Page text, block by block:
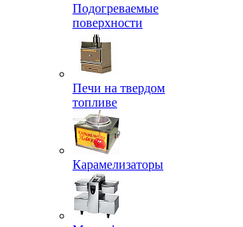
Подогреваемые
поверхности
Печи на твердом
топливе
Карамелизаторы